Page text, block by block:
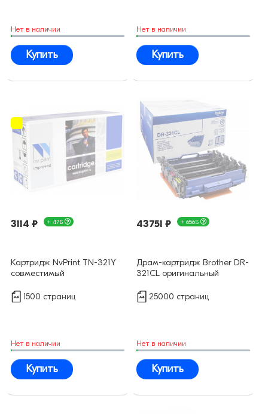
Нет в наличии
Купить
Нет в наличии
Купить
3114 ₽ + 47Б
Картридж NvPrint TN-321Y
совместимый
1500 страниц
Нет в наличии
Купить
43751 ₽ + 656Б
Драм-картридж Brother DR-
321CL оригинальный
25000 страниц
Нет в наличии
Купить